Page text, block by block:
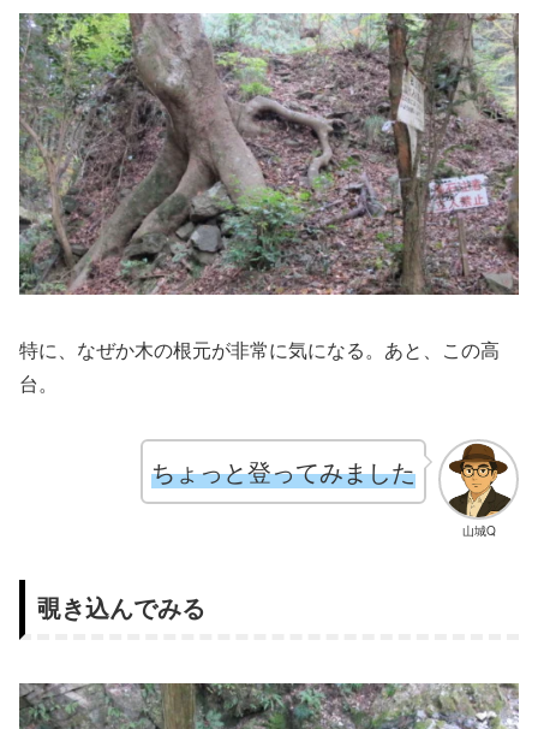
特に、なぜか木の根元が非常に気になる。あと、この高
台。
山城Q
ちょっと登ってみました
覗き込んでみる